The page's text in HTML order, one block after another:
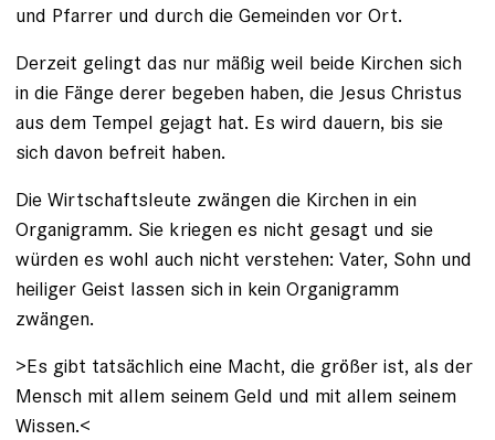
und Pfarrer und durch die Gemeinden vor Ort.
Derzeit gelingt das nur mäßig weil beide Kirchen sich
in die Fänge derer begeben haben, die Jesus Christus
aus dem Tempel gejagt hat. Es wird dauern, bis sie
sich davon befreit haben.
Die Wirtschaftsleute zwängen die Kirchen in ein
Organigramm. Sie kriegen es nicht gesagt und sie
würden es wohl auch nicht verstehen: Vater, Sohn und
heiliger Geist lassen sich in kein Organigramm
zwängen.
>Es gibt tatsächlich eine Macht, die größer ist, als der
Mensch mit allem seinem Geld und mit allem seinem
Wissen.<